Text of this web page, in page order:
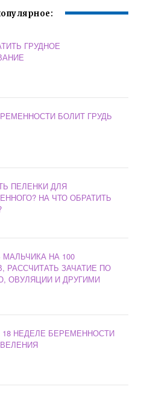
ГРУДНОЕ
БОЛИТ ГРУДЬ
ПЕЛЕНКИ ДЛЯ
НА ЧТО ОБРАТИТЬ
МАЛЬЧИКА НА 100
РАССЧИТАТЬ ЗАЧАТИЕ ПО
ОВУЛЯЦИИ И ДРУГИМИ
НЕДЕЛЕ БЕРЕМЕННОСТИ